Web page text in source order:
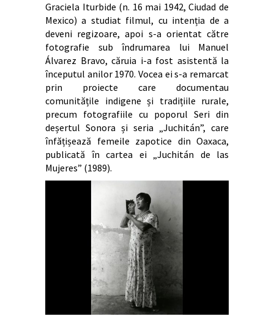
Graciela Iturbide (n. 16 mai 1942, Ciudad de
Mexico) a studiat filmul, cu intenția de a
deveni regizoare, apoi s-a orientat către
fotografie sub îndrumarea lui Manuel
Álvarez Bravo, căruia i-a fost asistentă la
începutul anilor 1970. Vocea ei s-a remarcat
prin proiecte care documentau
comunitățile indigene și tradițiile rurale,
precum fotografiile cu poporul Seri din
deșertul Sonora și seria „Juchitán”, care
înfățișează femeile zapotice din Oaxaca,
publicată în cartea ei „Juchitán de las
Mujeres” (1989).